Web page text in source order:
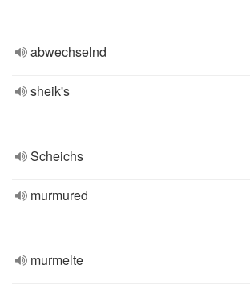
abwechselnd
sheik's
Scheichs
murmured
murmelte